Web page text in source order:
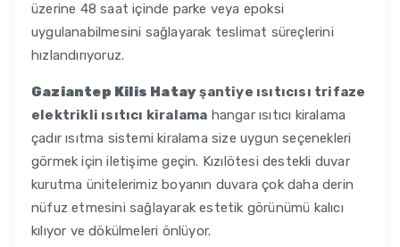
üzerine 48 saat içinde parke veya epoksi
uygulanabilmesini sağlayarak teslimat süreçlerini
hızlandırıyoruz.
Gaziantep Kilis Hatayşantiye ısıtıcısı trifaze
elektrikli ısıtıcı kiralama hangar ısıtıcı kiralama
çadır ısıtma sistemi kiralama size uygun seçenekleri
görmek için iletişime geçin. Kızılötesi destekli duvar
kurutma ünitelerimiz boyanın duvara çok daha derin
nüfuz etmesini sağlayarak estetik görünümü kalıcı
kılıyor ve dökülmeleri önlüyor.